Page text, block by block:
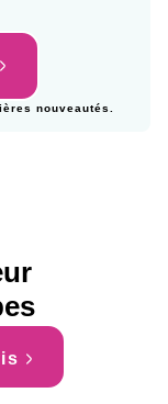
nouveautés.